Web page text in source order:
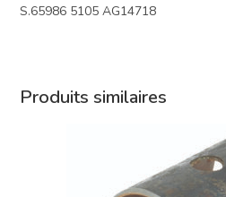
S.65986 5105 AG14718
Produits similaires